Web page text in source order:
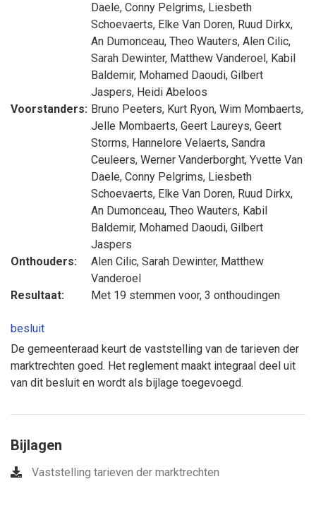
Daele, Conny Pelgrims, Liesbeth
Schoevaerts, Elke Van Doren, Ruud Dirkx,
An Dumonceau, Theo Wauters, Alen Cilic,
Sarah Dewinter, Matthew Vanderoel, Kabil
Baldemir, Mohamed Daoudi, Gilbert
Jaspers, Heidi Abeloos
Voorstanders: Bruno Peeters, Kurt Ryon, Wim Mombaerts,
Jelle Mombaerts, Geert Laureys, Geert
Storms, Hannelore Velaerts, Sandra
Ceuleers, Werner Vanderborght, Yvette Van
Daele, Conny Pelgrims, Liesbeth
Schoevaerts, Elke Van Doren, Ruud Dirkx,
An Dumonceau, Theo Wauters, Kabil
Baldemir, Mohamed Daoudi, Gilbert
Jaspers
Onthouders:
Alen Cilic, Sarah Dewinter, Matthew
Vanderoel
Resultaat:
Met 19 stemmen voor, 3 onthoudingen
besluit
De gemeenteraad keurt de vaststelling van de tarieven der
marktrechten goed. Het reglement maakt integraal deel uit
van dit besluit en wordt als bijlage toegevoegd.
Bijlagen
Vaststelling tarieven der marktrechten